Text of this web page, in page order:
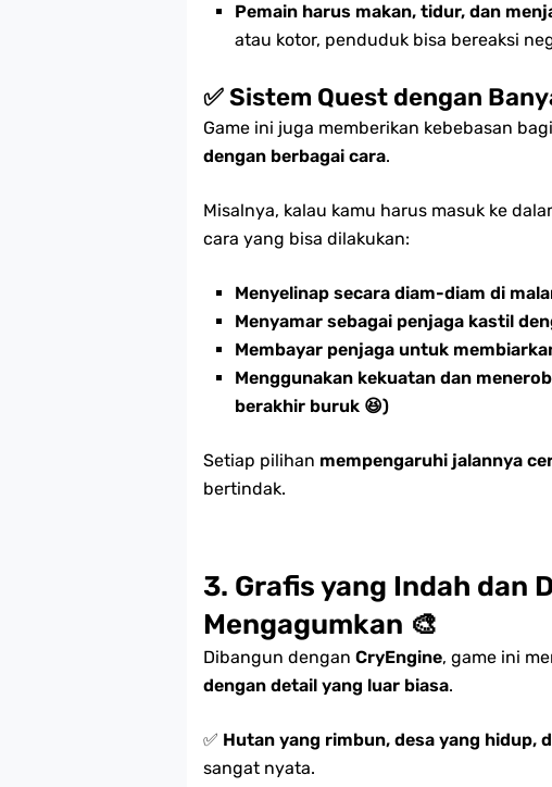
Pemain harus makan, tidur, dan
atau kotor, penduduk bisa bereaksi
✅ Sistem Quest dengan
Game ini juga memberikan kebebasan
dengan berbagai cara.
Misalnya, kalau kamu harus masuk ke
cara yang bisa dilakukan:
Menyelinap secara diam-diam di
Menyamar sebagai penjaga kastil
Membayar penjaga untuk
Menggunakan kekuatan dan
berakhir buruk 😆)
Setiap pilihan mempengaruhi jalannya
bertindak.
3. Grafis yang Indah dan
Mengagumkan 🎨
Dibangun dengan CryEngine, game ini
dengan detail yang luar biasa.
✅ Hutan yang rimbun, desa yang hidup,
sangat nyata.